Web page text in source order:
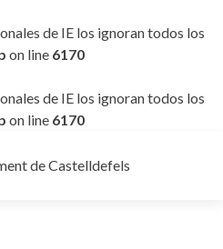
de IE los ignoran todos los
on line 6170
de IE los ignoran todos los
on line 6170
de Castelldefels